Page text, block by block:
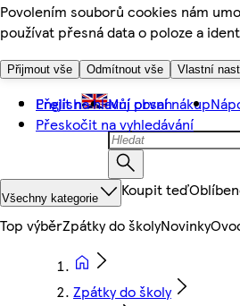
Povolením souborů cookies nám
používat přesná data o poloze a
Přijmout vše Odmítnout vše Vlastní
Přejít na hlavní obsah
Přeskočit na vyhledávání
English Můj první nákup
Všechny kategorie Koupit teď
Top výběrZpátky do školyNovinky
Zpátky do školy